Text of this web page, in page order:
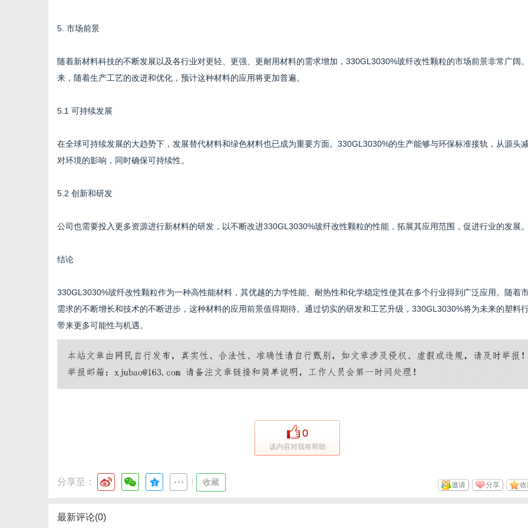
5. 市场前景
随着新材料科技的不断发展以及各行业对更轻、更强、更耐用材料的需求增加，330GL3030%玻纤改性颗粒的市场前景非常广阔
来，随着生产工艺的改进和优化，预计这种材料的应用将更加普遍。
5.1 可持续发展
在全球可持续发展的大趋势下，发展替代材料和绿色材料也已成为重要方面。330GL3030%的生产能够与环保标准接轨，从源头
对环境的影响，同时确保可持续性。
5.2 创新和研发
公司也需要投入更多资源进行新材料的研发，以不断改进330GL3030%玻纤改性颗粒的性能，拓展其应用范围，促进行业的发展。
结论
330GL3030%玻纤改性颗粒作为一种高性能材料，其优越的力学性能、耐热性和化学稳定性使其在多个行业得到广泛应用。随着
需求的不断增长和技术的不断进步，这种材料的应用前景值得期待。通过切实的研发和工艺升级，330GL3030%将为未来的塑料
带来更多可能性与机遇。
0
该内容对我有帮助
分享至： 收藏 分享
邀请
最新评论(0)